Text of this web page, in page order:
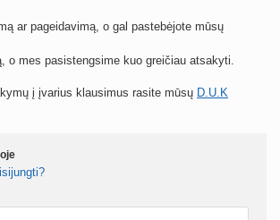
ar pageidavimą, o gal pastebėjote mūsų
o mes pasistengsime kuo greičiau atsakyti.
į įvarius klausimus rasite mūsų D.U.K